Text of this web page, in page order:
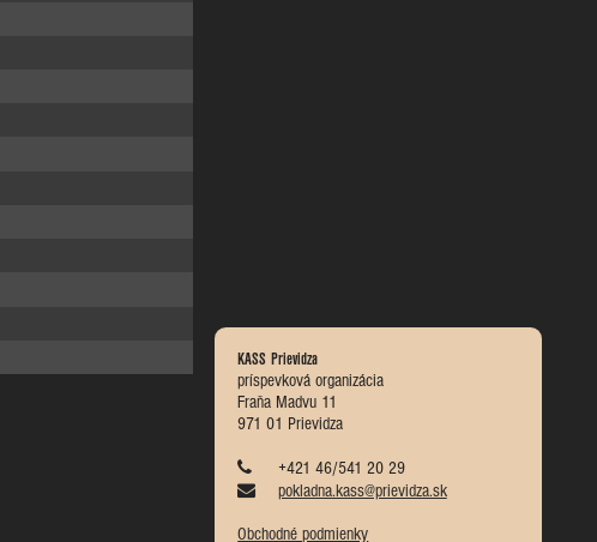
KASS Prievidza
príspevková organizácia
Fraňa Madvu 11
971 01 Prievidza
+421 46/541 20 29
pokladna.kass@prievidza.sk
Obchodné podmienky